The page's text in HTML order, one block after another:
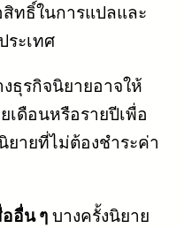
ทธิ์ในการแปลและ
ระเทศ
ธุรกิจนิยายอาจให้
เดือนหรือรายปีเพื่อ
ายที่ไม่ต้องชำระค่า
อื่น ๆ บางครั้งนิยาย